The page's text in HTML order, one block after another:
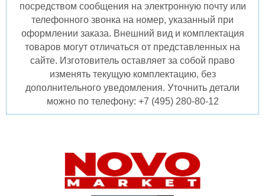
посредством сообщения на электронную почту или
телефонного звонка на номер, указанный при
оформлении заказа. Внешний вид и комплектация
товаров могут отличаться от представленных на
сайте. Изготовитель оставляет за собой право
изменять текущую комплектацию, без
дополнительного уведомления. Уточнить детали
можно по телефону: +7 (495) 280-80-12